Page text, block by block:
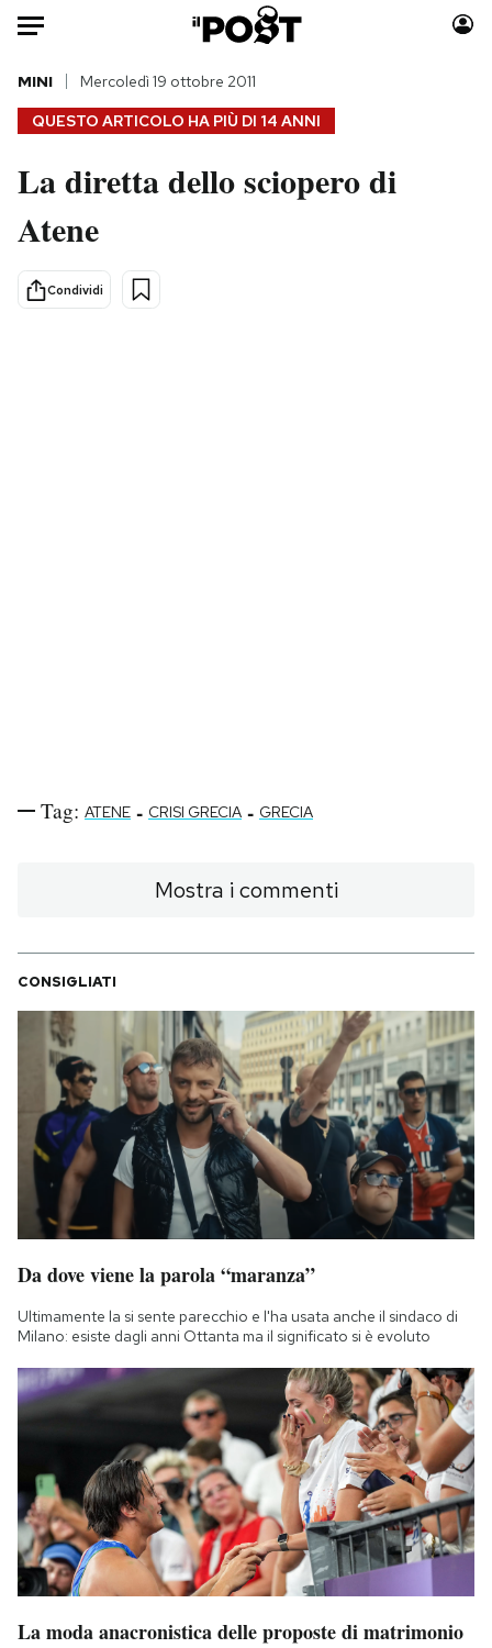
Auto
HOME
Italia
Politica
Tecnologia
Internet
Moda
CALENDARIO
AREA PERSONALE
Newsletter
Regala il Post
Hai bisogno di aiuto?
Esci
QUESTO ARTICOLO HA PIÙ DI 14 ANNI
MINI Mercoledì 19 ottobre 2011
La diretta dello sciopero di
Atene
Condividi
Tag: ATENE - CRISI GRECIA - GRECIA
Mostra i commenti
CONSIGLIATI
Da dove viene la parola “maranza”
Ultimamente la si sente parecchio e l'ha usata anche il sindaco di
Milano: esiste dagli anni Ottanta ma il significato si è evoluto
La moda anacronistica delle proposte di matrimonio